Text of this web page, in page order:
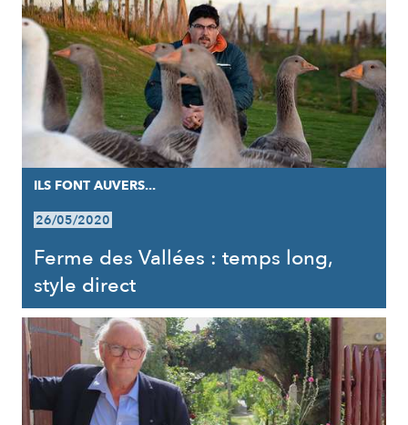
ILS FONT AUVERS...
26/05/2020
Ferme des Vallées : temps long,
style direct